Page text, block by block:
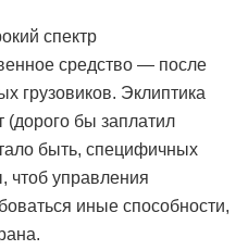
спектр
средство — после
грузовиков. Эклиптика
(дорого бы заплатил
быть, специфичных
чтоб управления
иные способности,